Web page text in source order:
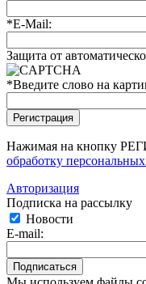
*E-Mail:
Защита от
*Введите слово на
Нажимая на кнопку
обработку
Авторизация
Подписка на рассылку
Новости
E-mail: